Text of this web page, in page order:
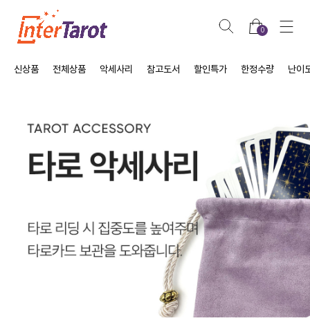
0
신상품 전체상품 악세사리 참고도서 할인특가 한정수량 난이